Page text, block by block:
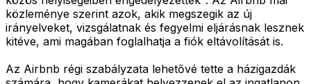
közleménye szerint azok, akik megszegik az új
irányelveket, vizsgálatnak és fegyelmi eljárásnak lesznek
kitéve, ami magában foglalhatja a fiók eltávolítását is.
Az Airbnb régi szabályzata lehetővé tette a házigazdák